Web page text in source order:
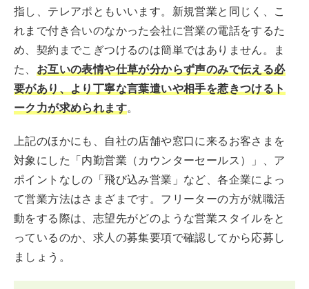
指し、テレアポともいいます。新規営業と同じく、こ
れまで付き合いのなかった会社に営業の電話をするた
め、契約までこぎつけるのは簡単ではありません。ま
た、 お互いの表情や仕草が分からず声のみで伝える必
要があり、より丁寧な言葉遣いや相手を惹きつけるト
ーク力が求められます。
上記のほかにも、自社の店舗や窓口に来るお客さまを
対象にした「内勤営業（カウンターセールス）」、ア
ポイントなしの「飛び込み営業」など、各企業によっ
て営業方法はさまざまです。フリーターの方が就職活
動をする際は、志望先がどのような営業スタイルをと
っているのか、求人の募集要項で確認してから応募し
ましょう。